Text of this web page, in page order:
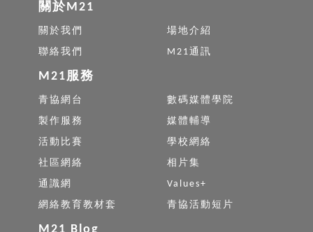
關於M21
關於我們
場地介紹
聯絡我們
M21通訊
M21服務
青協網台
數碼媒體學院
製作服務
媒體輔導
活動比賽
學校網絡
社區網絡
相片集
通識網
Values+
網絡教育教材套
青協活動短片